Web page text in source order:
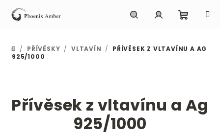
obsah
DOMŮ
/ PŘÍVĚSKY / VLTAVÍN /
PŘÍVĚSEK Z VLTAVÍNU A AG
925/1000
Přívěsek z vltavínu a Ag
925/1000